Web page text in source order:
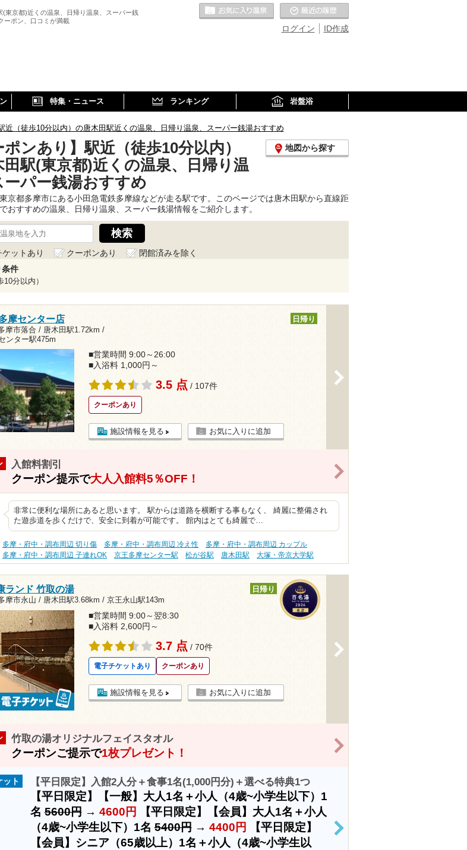
東京都)近くの温泉、日帰り温泉、スーパー銭
ーポン、口コミが満載
ID作成
ログイン
お気に入りの温泉
特集・ニュース ランキング 岩盤浴
近（徒歩10分以内）の唐木田駅近くの温泉、日帰り温泉、スーパー銭湯おすすめ
ポンあり】駅近（徒歩10分以内）
田駅(東京都)近くの温泉、日帰り温
ーパー銭湯おすすめ
地図から探す
京都多摩市にある小田急電鉄多摩線などが走る駅です。このページでは唐木田駅から直線距
おすすめの温泉、日帰り温泉、スーパー銭湯情報をご紹介します。
ケットあり クーポンあり
閉館済みを除く
条件
分以内）
摩センター店
摩市落合 / 唐木田駅1.72km /
ンター駅475m
日帰り
■営業時間 9:00～26:00
■入浴料 1,000円～
3.5 点 / 107件
クーポンあり
施設情報を見る お気に入りに追加
入館料割引
クーポン提示で大人入館料5％OFF！
非常に便利な場所にあると思います。 駅からは道路を横断する事もなく、 綺麗に整備され
た遊歩道を歩くだけで、安全に到着が可能です。 館内はとても綺麗で…
多摩・府中・調布周辺 切り傷 多摩・府中・調布周辺 冷え性
多摩・府中・調布周辺 カップル
多摩・府中・調布周辺 子連れOK
京王多摩センター駅 松が谷駅 唐木田駅 大塚・帝京大学駅
ランド 竹取の湯
摩市永山 / 唐木田駅3.68km / 京王永山駅143m
日帰り
■営業時間 9:00～翌8:30
■入浴料 2,600円～
3.7 点 / 70件
電子チケットあり クーポンあり
施設情報を見る お気に入りに追加
竹取の湯オリジナルフェイスタオル
クーポンご提示で1枚プレゼント！
ット 【平日限定】入館2人分＋食事1名(1,000円分)＋選べる特典1つ
【平日限定】【一般】大人1名＋小人（4歳~小学生以下）1
名5600円→ 4600円
【平日限定】【会員】大人1名＋小人
（4歳~小学生以下）1名5400円→ 4400円
【平日限定】
【会員】シニア（65歳以上）1名＋小人（4歳~小学生以
>